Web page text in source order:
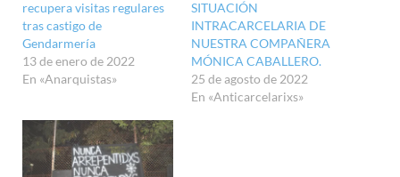
recupera visitas regulares
tras castigo de
Gendarmería
13 de enero de 2022
En «Anarquistas»
SITUACIÓN
INTRACARCELARIA DE
NUESTRA COMPAÑERA
MÓNICA CABALLERO.
25 de agosto de 2022
En «Anticarcelarixs»